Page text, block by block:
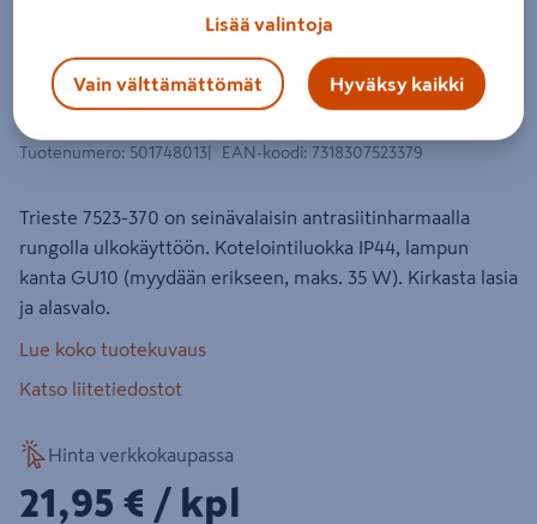
Ulkoseinävalaisin Konstsmide
Trieste Spot antrasiitti GU10
Tuotenumero: 501748013 EAN-koodi: 7318307523379
Trieste 7523-370 on seinävalaisin antrasiitinharmaalla
rungolla ulkokäyttöön. Kotelointiluokka IP44, lampun
kanta GU10 (myydään erikseen, maks. 35 W). Kirkasta lasia
ja alasvalo.
Lue koko tuotekuvaus
Katso liitetiedostot
Hinta verkkokaupassa
21,95€/kpl
21,95 € / kpl
Lisää valintoja
Vain välttämättömät Hyväksy kaikki